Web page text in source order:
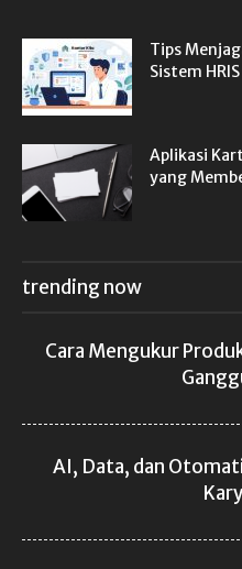
Tips
Sistem HRIS
Aplikasi
yang
trending now
Cara Mengukur
AI, Data, dan